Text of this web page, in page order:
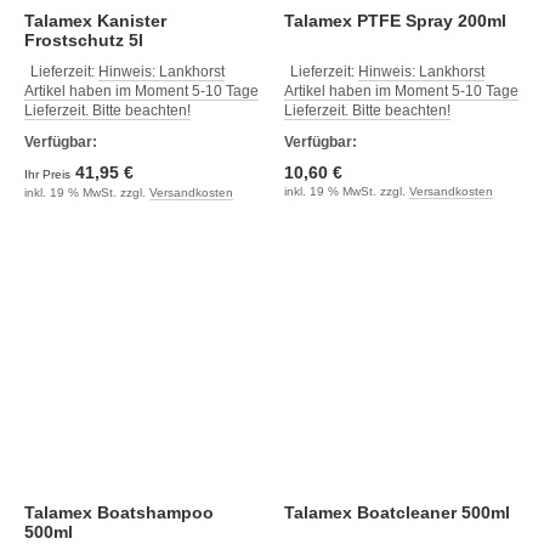
Talamex Kanister
Frostschutz 5l
Lieferzeit: Hinweis: Lankhorst
Artikel haben im Moment 5-10 Tage
Lieferzeit. Bitte beachten!
Verfügbar:
Ihr Preis 41,95 €
inkl. 19 % MwSt. zzgl. Versandkosten
Talamex PTFE Spray 200ml
Lieferzeit: Hinweis: Lankhorst
Artikel haben im Moment 5-10 Tage
Lieferzeit. Bitte beachten!
Verfügbar:
10,60 €
inkl. 19 % MwSt. zzgl. Versandkosten
Talamex Boatshampoo
500ml
Talamex Boatcleaner 500ml